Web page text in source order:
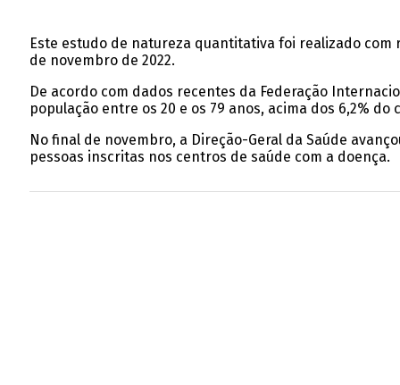
Este estudo de natureza quantitativa foi realizado
de novembro de 2022.
De acordo com dados recentes da Federação
população entre os 20 e os 79 anos, acima dos 6,2% do
No final de novembro, a Direção-Geral da Saúde
pessoas inscritas nos centros de saúde com a doença.